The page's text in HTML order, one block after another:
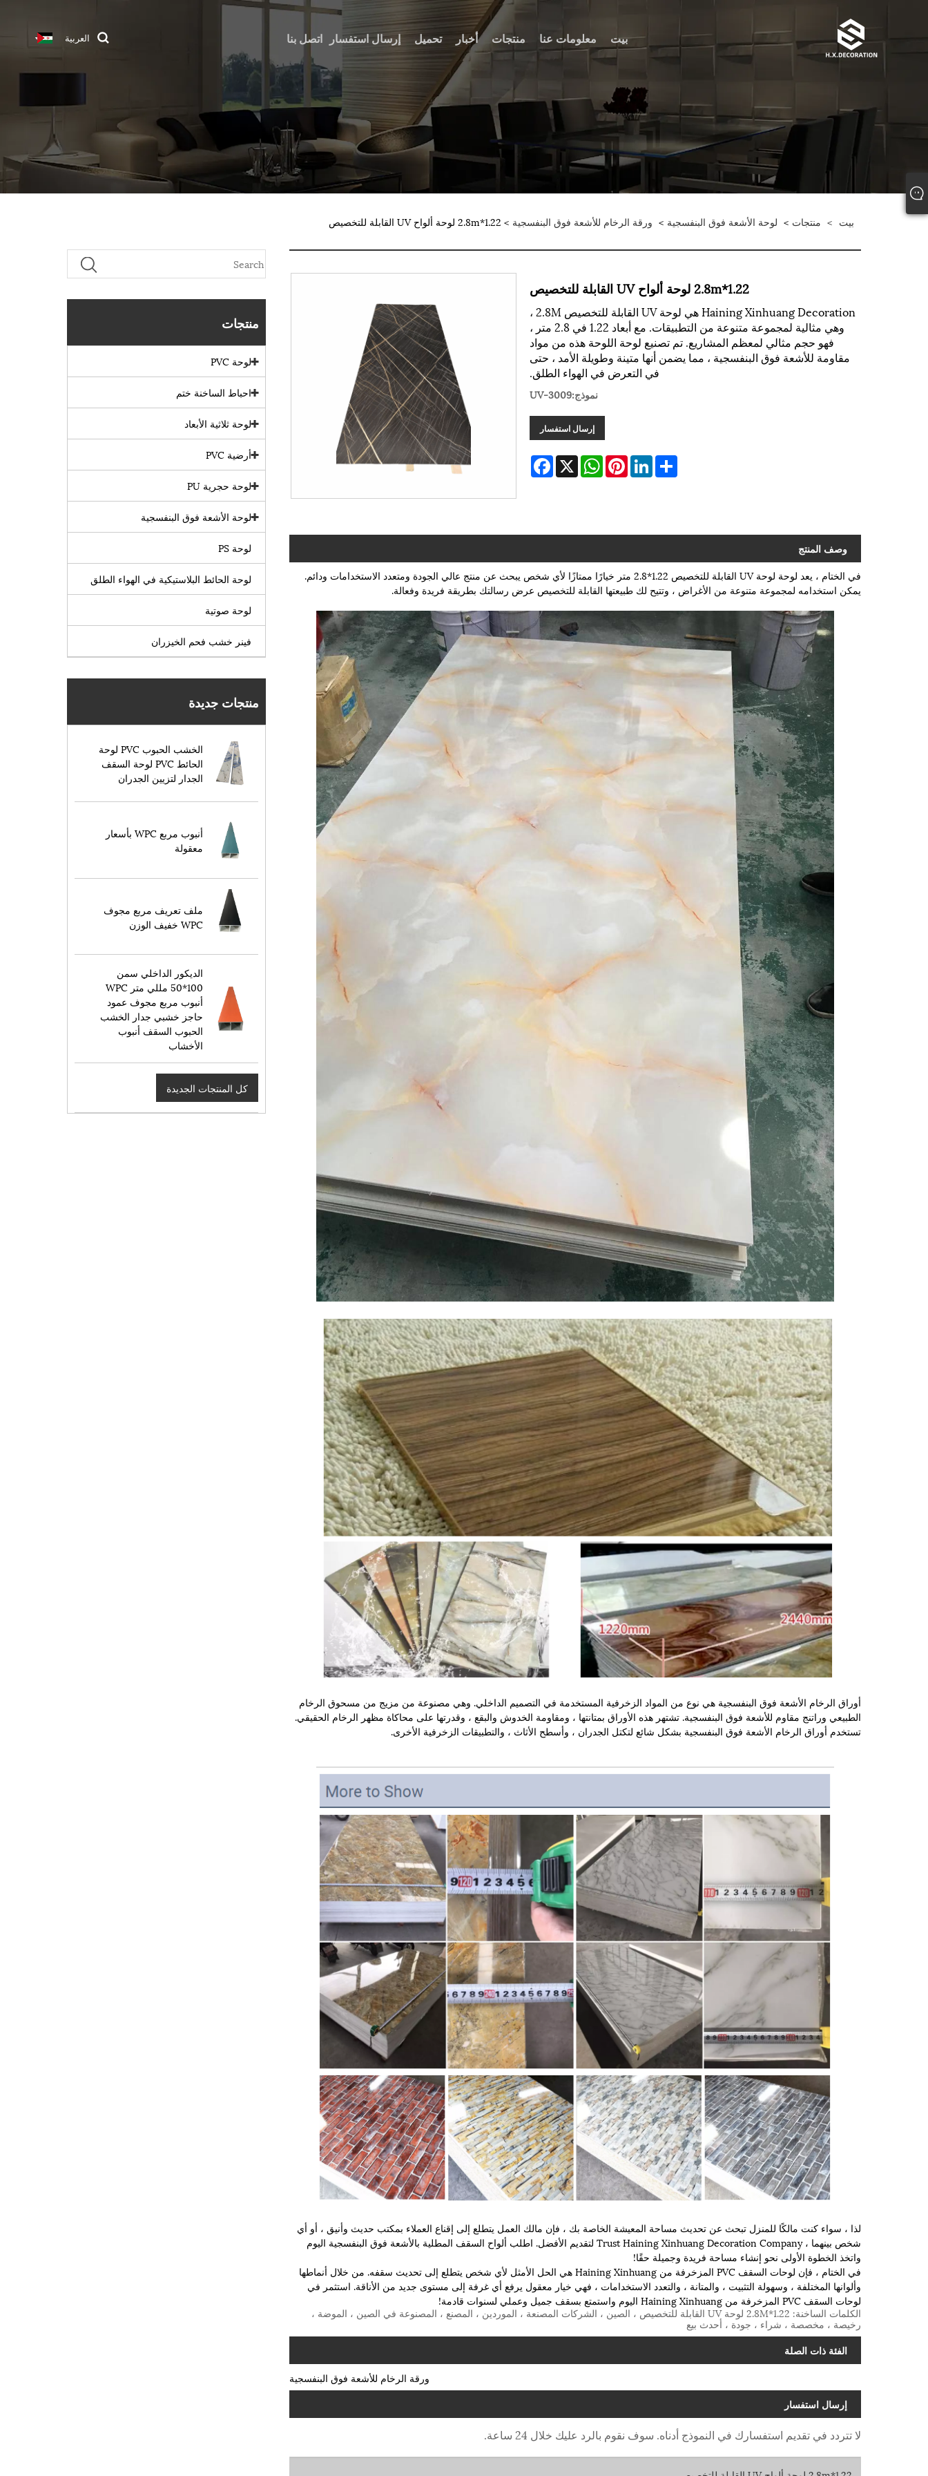
بيت معلومات عنا منتجات أخبار تحميل إرسال استفسار اتصل بنا العربية
بيت > منتجات > لوحة الأشعة فوق البنفسجية > ورقة الرخام للأشعة فوق البنفسجية > 1.22*2.8m لوحة ألواح UV القابلة للتخصيص
منتجات
لوحة PVC
احباط الساخنة ختم
لوحة ثلاثية الأبعاد
أرضية PVC
لوحة حجرية PU
لوحة الأشعة فوق البنفسجية
لوحة PS
لوحة الحائط البلاستيكية في الهواء الطلق
لوحة صوتية
فينر خشب فحم الخيزران
منتجات جديدة
الخشب الحبوب PVC لوحة
الحائط PVC لوحة السقف
الجدار لتزيين الجدران
أنبوب مربع WPC بأسعار
معقولة
ملف تعريف مربع مجوف
WPC خفيف الوزن
الديكور الداخلي سمن
100*50 مللي متر WPC
أنبوب مربع مجوف عمود
حاجز خشبي جدار الخشب
الحبوب السقف أنبوب
الأخشاب
كل المنتجات الجديدة
1.22*2.8m لوحة ألواح UV القابلة للتخصيص
Haining Xinhuang Decoration هي لوحة UV القابلة للتخصيص 2.8M ،
وهي مثالية لمجموعة متنوعة من التطبيقات. مع أبعاد 1.22 في 2.8 متر ،
فهو حجم مثالي لمعظم المشاريع. تم تصنيع لوحة اللوحة هذه من مواد
مقاومة للأشعة فوق البنفسجية ، مما يضمن أنها متينة وطويلة الأمد ، حتى
في التعرض في الهواء الطلق.
نموذج:UV-3009
إرسال استفسار
Facebook X
WhatsAppPinterestLinkedInShare
وصف المنتج
في الختام ، يعد لوحة لوحة UV القابلة للتخصيص 1.22*2.8 متر خيارًا ممتازًا لأي شخص يبحث عن منتج عالي الجودة ومتعدد الاستخدامات ودائم.
يمكن استخدامه لمجموعة متنوعة من الأغراض ، وتتيح لك طبيعتها القابلة للتخصيص عرض رسالتك بطريقة فريدة وفعالة.
أوراق الرخام الأشعة فوق البنفسجية هي نوع من المواد الزخرفية المستخدمة في التصميم الداخلي. وهي مصنوعة من مزيج من مسحوق الرخام
الطبيعي وراتنج مقاوم للأشعة فوق البنفسجية. تشتهر هذه الأوراق بمتانتها ، ومقاومة الخدوش والبقع ، وقدرتها على محاكاة مظهر الرخام الحقيقي.
تستخدم أوراق الرخام الأشعة فوق البنفسجية بشكل شائع لتكتل الجدران ، وأسطح الأثاث ، والتطبيقات الزخرفية الأخرى.
لذا ، سواء كنت مالكًا للمنزل تبحث عن تحديث مساحة المعيشة الخاصة بك ، فإن مالك العمل يتطلع إلى إقناع العملاء بمكتب حديث وأنيق ، أو أي
شخص بينهما ، Trust Haining Xinhuang Decoration Company لتقديم الأفضل. اطلب ألواح السقف المطلية بالأشعة فوق البنفسجية اليوم
واتخذ الخطوة الأولى نحو إنشاء مساحة فريدة وجميلة حقًا!
في الختام ، فإن لوحات السقف PVC المزخرفة من Haining Xinhuang هي الحل الأمثل لأي شخص يتطلع إلى تحديث سقفه. من خلال أنماطها
وألوانها المختلفة ، وسهولة التثبيت ، والمتانة ، والتعدد الاستخدامات ، فهي خيار معقول يرفع أي غرفة إلى مستوى جديد من الأناقة. استثمر في
لوحات السقف PVC المزخرفة من Haining Xinhuang اليوم واستمتع بسقف جميل وعملي لسنوات قادمة!
الكلمات الساخنة: 1.22*2.8M لوحة UV القابلة للتخصيص ، الصين ، الشركات المصنعة ، الموردين ، المصنع ، المصنوعة في الصين ، الموضة ،
رخيصة ، مخصصة ، شراء ، جودة ، أحدث بيع
الفئة ذات الصلة
ورقة الرخام للأشعة فوق البنفسجية
إرسال استفسار
لا تتردد في تقديم استفسارك في النموذج أدناه. سوف نقوم بالرد عليك خلال 24 ساعة.